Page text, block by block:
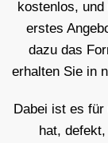
kostenlos,
erstes
dazu das
erhalten Sie in
Dabei ist es
hat,